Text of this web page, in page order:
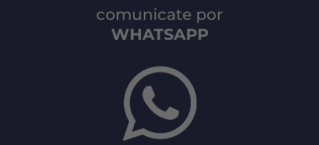
comunicate por
WHATSAPP